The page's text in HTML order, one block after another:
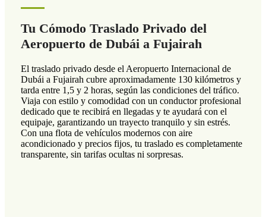
Tu Cómodo Traslado Privado del
Aeropuerto de Dubái a Fujairah
El traslado privado desde el Aeropuerto Internacional de
Dubái a Fujairah cubre aproximadamente 130 kilómetros y
tarda entre 1,5 y 2 horas, según las condiciones del tráfico.
Viaja con estilo y comodidad con un conductor profesional
dedicado que te recibirá en llegadas y te ayudará con el
equipaje, garantizando un trayecto tranquilo y sin estrés.
Con una flota de vehículos modernos con aire
acondicionado y precios fijos, tu traslado es completamente
transparente, sin tarifas ocultas ni sorpresas.